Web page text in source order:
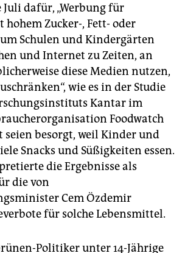
dafür, „Werbung für
Zucker-, Fett- oder
Schulen und Kindergärten
und Internet zu Zeiten, an
diese Medien nutzen,
wie es in der Studie
Kantar im
Foodwatch
seien besorgt, weil Kinder und
Snacks und Süßigkeiten essen.
die Ergebnisse als
die von
Cem Özdemir
für solche Lebensmittel.
Politiker unter 14-Jährige